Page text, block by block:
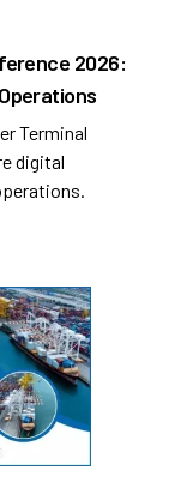
2026:
Terminal
digital